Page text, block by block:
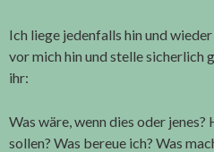
Ich liege jedenfalls hin und
vor mich hin und stelle sicherlich
ihr:
Was wäre, wenn dies oder
sollen? Was bereue ich? Was